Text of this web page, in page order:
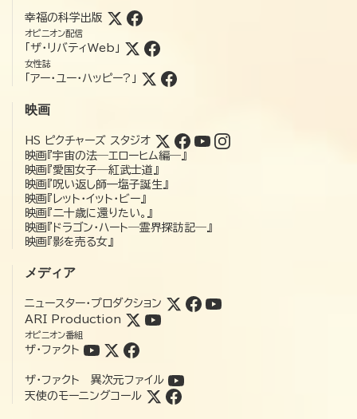
幸福の科学出版
オピニオン配信
「ザ・リバティWeb」
女性誌
「アー・ユー・ハッピー?」
映画
HS ピクチャーズ スタジオ
映画『宇宙の法―エローヒム編―』
映画『愛国女子―紅武士道』
映画『呪い返し師—塩子誕生』
映画『レット・イット・ビー』
映画『二十歳に還りたい。』
映画『ドラゴン・ハート―霊界探訪記―』
映画『影を売る女』
メディア
ニュースター・プロダクション
ARI Production
オピニオン番組
ザ・ファクト
ザ・ファクト 異次元ファイル
天使のモーニングコール